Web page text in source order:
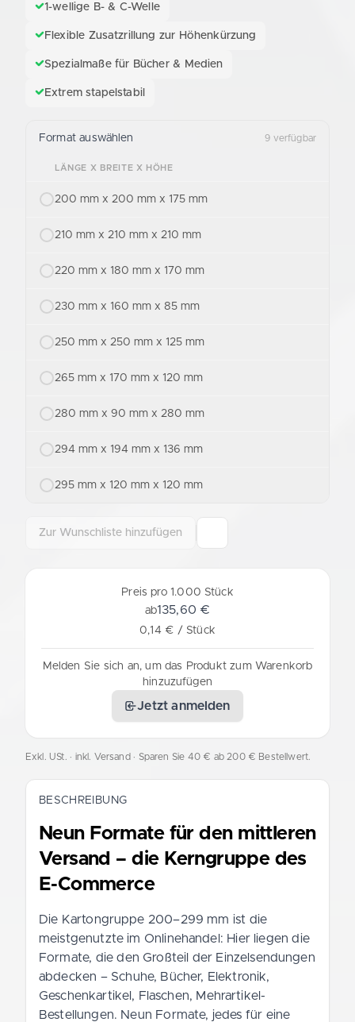
1-wellige B- & C-Welle
Flexible Zusatzrillung zur Höhenkürzung
Spezialmaße für Bücher & Medien
Extrem stapelstabil
Format auswählen 9 verfügbar
LÄNGE X BREITE X HÖHE
200 mm x 200 mm x 175 mm
210 mm x 210 mm x 210 mm
220 mm x 180 mm x 170 mm
230 mm x 160 mm x 85 mm
250 mm x 250 mm x 125 mm
265 mm x 170 mm x 120 mm
280 mm x 90 mm x 280 mm
294 mm x 194 mm x 136 mm
295 mm x 120 mm x 120 mm
Zur Wunschliste hinzufügen
Preis pro 1.000 Stück
ab135,60 €
0,14 € / Stück
Melden Sie sich an, um das Produkt zum Warenkorb
hinzuzufügen
Jetzt anmelden
Exkl. USt. · inkl. Versand · Sparen Sie 40 € ab 200 € Bestellwert.
BESCHREIBUNG
Neun Formate für den mittleren
Versand – die Kerngruppe des
E-Commerce
Die Kartongruppe 200–299 mm ist die
meistgenutzte im Onlinehandel: Hier liegen die
Formate, die den Großteil der Einzelsendungen
abdecken – Schuhe, Bücher, Elektronik,
Geschenkartikel, Flaschen, Mehrartikel-
Bestellungen. Neun Formate, jedes für eine